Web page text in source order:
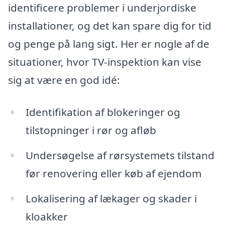
identificere problemer i underjordiske
installationer, og det kan spare dig for tid
og penge på lang sigt. Her er nogle af de
situationer, hvor TV-inspektion kan vise
sig at være en god idé:
Identifikation af blokeringer og
tilstopninger i rør og afløb
Undersøgelse af rørsystemets tilstand
før renovering eller køb af ejendom
Lokalisering af lækager og skader i
kloakker